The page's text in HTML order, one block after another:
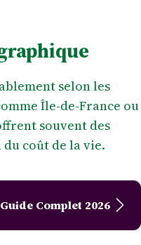
selon les
Île-de-France ou
souvent des
coût de la vie.
Complet 2026